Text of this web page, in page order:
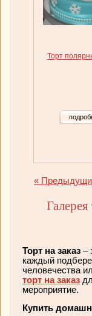
Торт
«
Торт на заказ –
каждый
человечества
торт на заказ
мероприятие.
Купить